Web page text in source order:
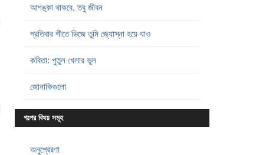
আশঙ্কা থাকবে, তবু জীবন
প্রতিবার শীতে ভিজে তুমি জ্যোস্না হয়ে যাও
কবিতা: পুতুল খেলার ভুল
জোনাকিগুলো
গল্পের বিষয় সমূহ
অনুপ্রেরণা